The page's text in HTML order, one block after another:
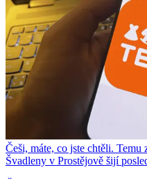
Češi, máte, co jste chtěli.
Švadleny v Prostějově šijí